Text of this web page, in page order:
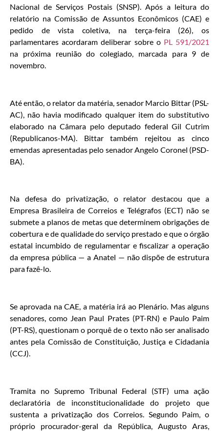
Nacional de Serviços Postais (SNSP). Após a leitura do
relatório na Comissão de Assuntos Econômicos (CAE) e
pedido de vista coletiva, na terça-feira (26), os
parlamentares acordaram deliberar sobre o PL 591/2021
na próxima reunião do colegiado, marcada para 9 de
novembro.
Até então, o relator da matéria, senador Marcio Bittar (PSL-
AC), não havia modificado qualquer item do substitutivo
elaborado na Câmara pelo deputado federal Gil Cutrim
(Republicanos-MA). Bittar também rejeitou as cinco
emendas apresentadas pelo senador Angelo Coronel (PSD-
BA).
Na defesa do privatização, o relator destacou que a
Empresa Brasileira de Correios e Telégrafos (ECT) não se
submete a planos de metas que determinem obrigações de
cobertura e de qualidade do serviço prestado e que o órgão
estatal incumbido de regulamentar e fiscalizar a operação
da empresa pública — a Anatel — não dispõe de estrutura
para fazê-lo.
Se aprovada na CAE, a matéria irá ao Plenário. Mas alguns
senadores, como Jean Paul Prates (PT-RN) e Paulo Paim
(PT-RS), questionam o porquê de o texto não ser analisado
antes pela Comissão de Constituição, Justiça e Cidadania
(CCJ).
Tramita no Supremo Tribunal Federal (STF) uma ação
declaratória de inconstitucionalidade do projeto que
sustenta a privatização dos Correios. Segundo Paim, o
próprio procurador-geral da República, Augusto Aras,